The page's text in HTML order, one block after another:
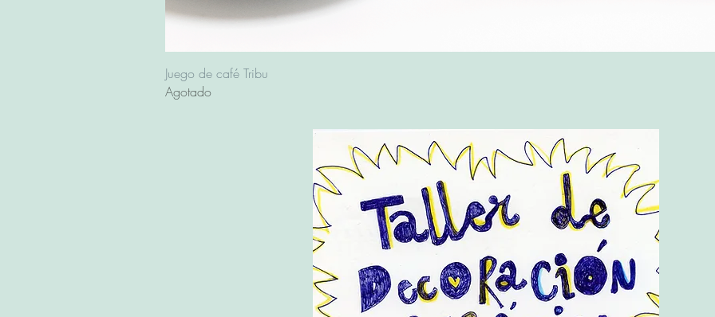
Juego de café Tribu
Agotado